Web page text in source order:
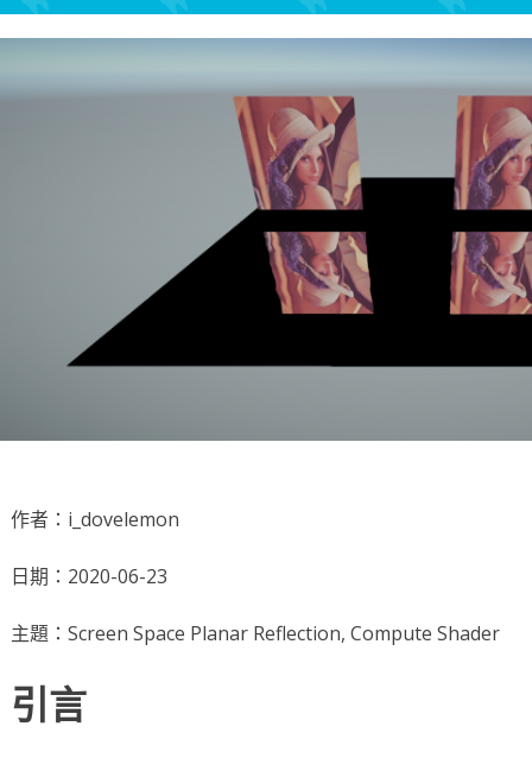
作者：i_dovelemon
日期：2020-06-23
主題：Screen Space Planar Reflection, Compute Shader
引言